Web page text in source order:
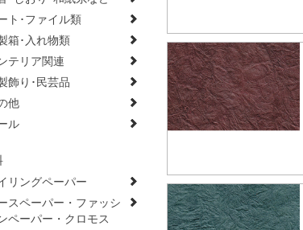
ト･ファイル類
箱･入れ物類
テリア関連
飾り･民芸品
他
ル
リングペーパー
スペーパー・ファッシ
ペーパー・クロモス